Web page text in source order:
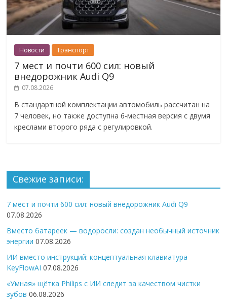
Новости Транспорт
7 мест и почти 600 сил: новый
внедорожник Audi Q9
07.08.2026
В стандартной комплектации автомобиль рассчитан на
7 человек, но также доступна 6-местная версия с двумя
креслами второго ряда с регулировкой.
Свежие записи:
7 мест и почти 600 сил: новый внедорожник Audi Q9
07.08.2026
Вместо батареек — водоросли: создан необычный источник
энергии 07.08.2026
ИИ вместо инструкций: концептуальная клавиатура
KeyFlowAI 07.08.2026
«Умная» щётка Philips с ИИ следит за качеством чистки
зубов 06.08.2026